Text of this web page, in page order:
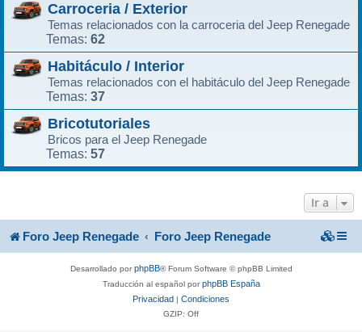
Carroceria / Exterior
Temas relacionados con la carroceria del Jeep Renegade
Temas: 62
Habitáculo / Interior
Temas relacionados con el habitáculo del Jeep Renegade
Temas: 37
Bricotutoriales
Bricos para el Jeep Renegade
Temas: 57
Ir a
Foro Jeep Renegade Foro Jeep Renegade
Desarrollado porphpBB® Forum Software © phpBB Limited
Traducción al español porphpBB España
Privacidad | Condiciones
GZIP: Off